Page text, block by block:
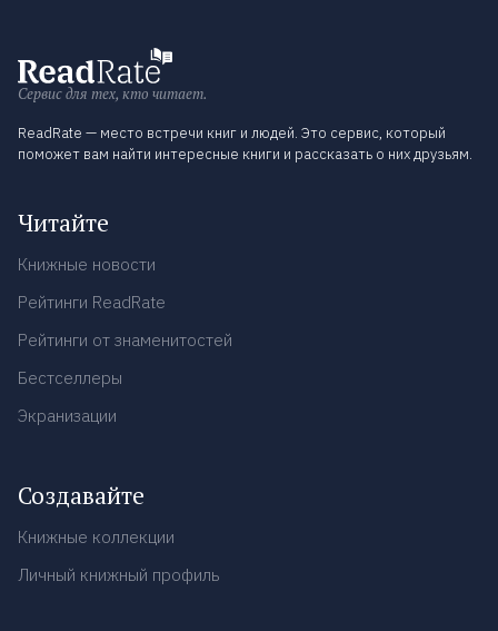
Сервис для тех, кто читает.
ReadRate — место встречи книг и людей. Это сервис, который
поможет вам найти интересные книги и рассказать о них друзьям.
Читайте
Книжные новости
Рейтинги ReadRate
Рейтинги от знаменитостей
Бестселлеры
Экранизации
Создавайте
Книжные коллекции
Личный книжный профиль